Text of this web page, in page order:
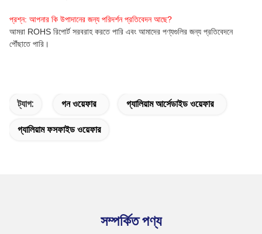
প্রশ্ন: আপনার কি উপাদানের জন্য পরিদর্শন প্রতিবেদন আছে?
আমরা ROHS রিপোর্ট সরবরাহ করতে পারি এবং আমাদের পণ্যগুলির জন্য প্রতিবেদনে
পৌঁছাতে পারি।
ট্যাগ: গন ওয়েফার
গ্যালিয়াম আর্সেডাইড ওয়েফার
গ্যালিয়াম ফসফাইড ওয়েফার
সম্পর্কিত পণ্য